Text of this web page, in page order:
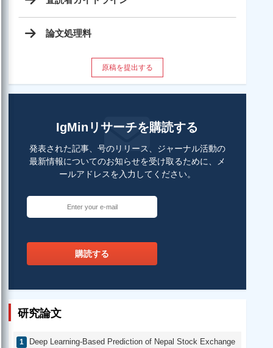
論文処理料
原稿を提出する
IgMinリサーチを購読する
発表された記事、号のリリース、ジャーナル活動の
最新情報についてのお知らせを受け取るために、メ
ールアドレスを入力してください。
購読する
研究論文
Deep Learning-Based Prediction of Nepal Stock Exchange